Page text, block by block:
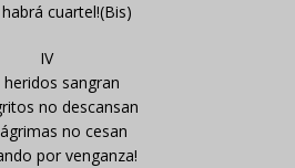
habrá cuartel!(Bis)
IV
heridos sangran
no descansan
no cesan
por venganza!